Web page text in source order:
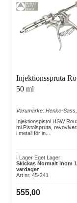
Injektionsspruta
50 ml
Varumärke: Henke-
Injektionspistol HSW
ml.Pistolspruta,
i metall för in...
I Lager Eget Lager
Skickas Normalt inom
vardagar
Art nr. 45-241
555,00